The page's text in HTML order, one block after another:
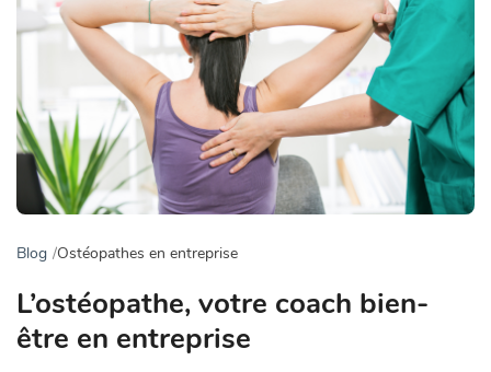
Blog Ostéopathes en entreprise
L’ostéopathe, votre coach bien-
être en entreprise